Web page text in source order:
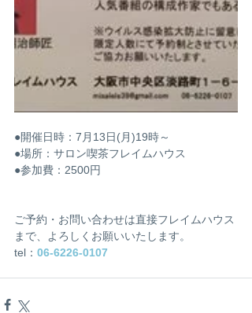
●開催日時：7月13日(月)19時～
●場所：サロン喫茶フレイムハウス
●参加費：2500円
ご予約・お問い合わせは直接フレイムハウス
まで、よろしくお願いいたします。
tel： 06-6226-0107